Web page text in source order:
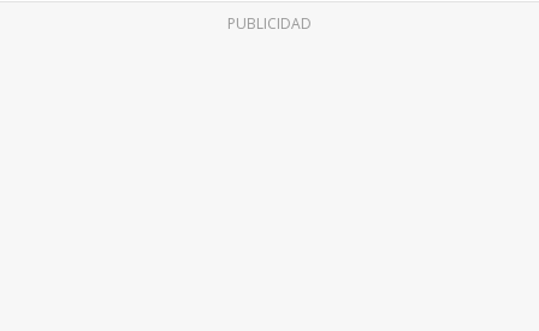
PUBLICIDAD